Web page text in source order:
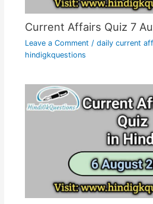
Current Affairs Quiz 7
Leave a Comment / daily current
hindigkquestions